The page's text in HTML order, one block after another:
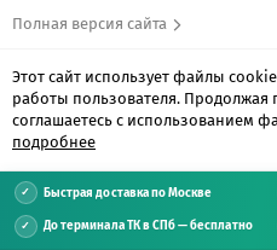
Полная версия сайта
Этот сайт использует файлы
работы пользователя. Продолжая
соглашаетесь с использованием
подробнее
Быстрая доставка по Москве
До терминала ТК в СПб — бесплатно